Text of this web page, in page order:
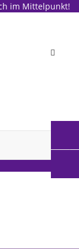
Toggle